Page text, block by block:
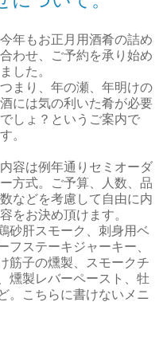
今年もお正月用酒肴の詰め
合わせ、ご予約を承り始め
ました。
つまり、年の瀬、年明けの
酒には気の利いた肴が必要
でしょ？というご案内で
す。
内容は例年通りセミオーダ
ー方式。ご予算、人数、品
数などを考慮して自由に内
容をお決め頂けます。
砂肝スモーク、刺身用ベ
フステーキジャーキー、
筋子の燻製、スモークチ
燻製レバーペースト、牡
。こちらに書けないメニ